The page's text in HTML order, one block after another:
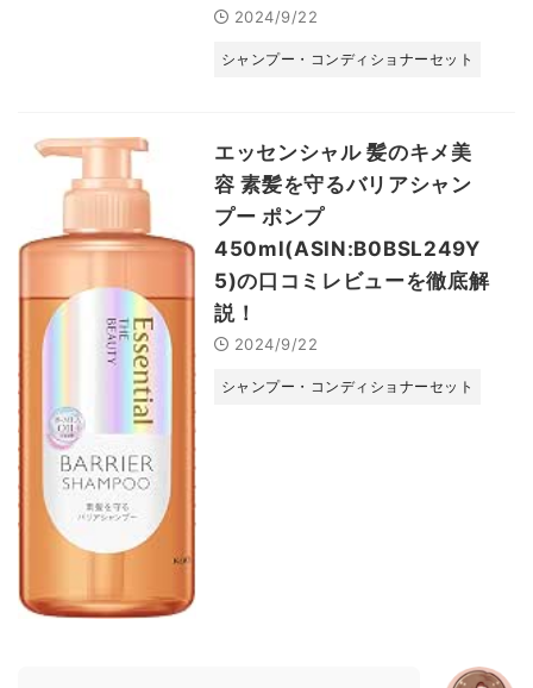
2024/9/22
シャンプー・コンディショナーセット
エッセンシャル 髪のキメ美
容 素髪を守るバリアシャン
プー ポンプ
450ml(ASIN:B0BSL249Y
5)の口コミレビューを徹底解
説！
2024/9/22
シャンプー・コンディショナーセット